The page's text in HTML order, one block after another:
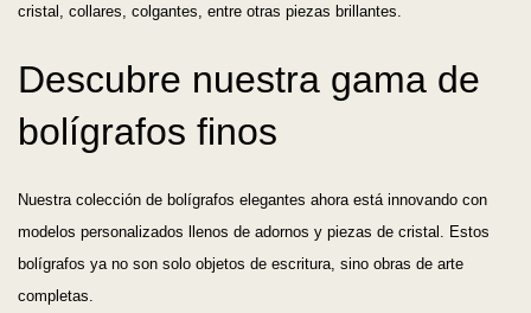
cristal, collares, colgantes, entre otras piezas brillantes.
Descubre nuestra gama de
bolígrafos finos
Nuestra colección de bolígrafos elegantes ahora está innovando con
modelos personalizados llenos de adornos y piezas de cristal. Estos
bolígrafos ya no son solo objetos de escritura, sino obras de arte
completas.